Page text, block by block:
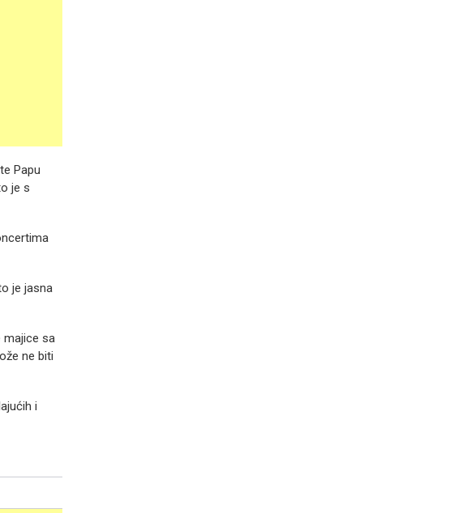
Papu
je s
je jasna
majice sa
ne biti
i